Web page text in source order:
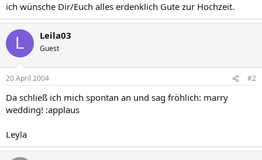
ich wünsche Dir/Euch alles erdenklich Gute zur Hochzeit.
L Leila03
Guest
20 April 2004 #2
Da schließ ich mich spontan an und sag fröhlich: marry
wedding! :applaus
Leyla